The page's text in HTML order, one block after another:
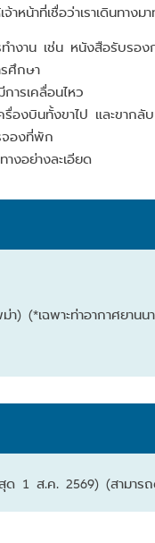
จ้าหน้าที่เชื่อว่าเราเดินทา
ทำงาน เช่น หนังสือรับรอ
ศึกษา
ารเคลื่อนไหว
รื่องบินทั้งขาไป และขากลับ
จองที่พัก
างอย่างละเอียด
า) (*เฉพาะท่าอากาศยานน
1 ส.ค. 2569) (สามารถ